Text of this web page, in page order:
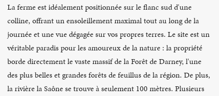
La ferme est idéalement positionnée sur le flanc sud d'une
colline, offrant un ensoleillement maximal tout au long de la
journée et une vue dégagée sur vos propres terres. Le site est un
véritable paradis pour les amoureux de la nature : la propriété
borde directement le vaste massif de la Forêt de Darney, l'une
des plus belles et grandes forêts de feuillus de la région. De plus,
la rivière la Saône se trouve à seulement 100 mètres. Plusieurs